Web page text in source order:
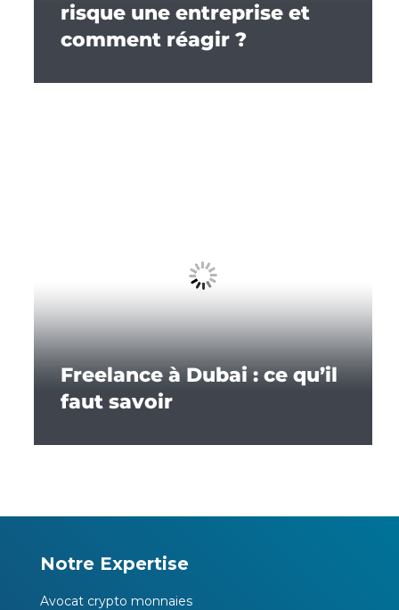
risque une entreprise et
comment réagir ?
Freelance à Dubai : ce qu’il
faut savoir
Notre Expertise
Avocat crypto monnaies